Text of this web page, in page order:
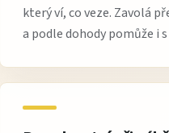
který ví, co veze. Zavolá
a podle dohody pomůže i